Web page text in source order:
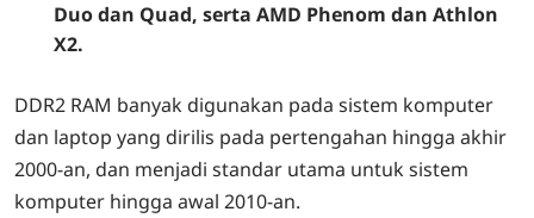
Duo dan Quad, serta AMD Phenom dan Athlon
X2.
DDR2 RAM banyak digunakan pada sistem komputer
dan laptop yang dirilis pada pertengahan hingga akhir
2000-an, dan menjadi standar utama untuk sistem
komputer hingga awal 2010-an.